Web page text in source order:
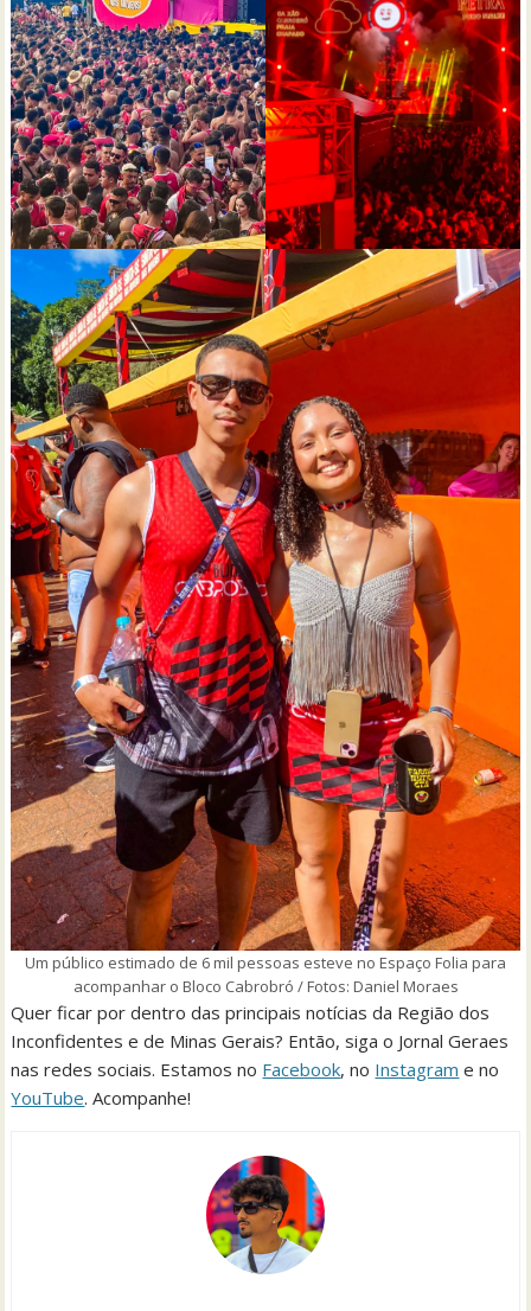
Um público estimado de 6 mil pessoas esteve no Espaço Folia para
acompanhar o Bloco Cabrobró / Fotos: Daniel Moraes
Quer ficar por dentro das principais notícias da Região dos
Inconfidentes e de Minas Gerais? Então, siga o Jornal Geraes
nas redes sociais. Estamos no Facebook, no Instagram e no
YouTube. Acompanhe!